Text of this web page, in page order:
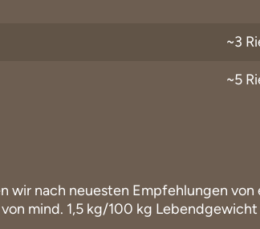
~3
~5
wir nach neuesten Empfehlungen von
mind. 1,5 kg/100 kg Lebendgewicht